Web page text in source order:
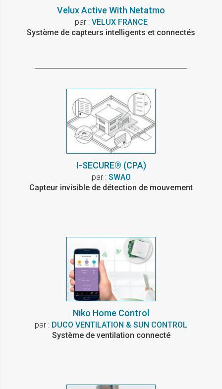
Velux Active With Netatmo
par : VELUX FRANCE
Système de capteurs intelligents et connectés
I-SECURE® (CPA)
par : SWAO
Capteur invisible de détection de mouvement
Niko Home Control
par : DUCO VENTILATION & SUN CONTROL
Système de ventilation connecté